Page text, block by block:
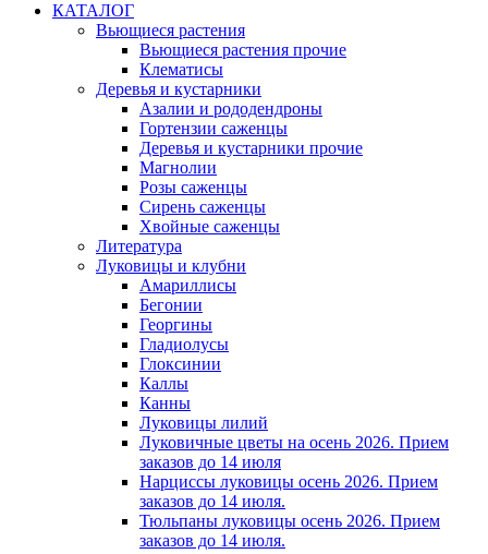
КАТАЛОГ
Вьющиеся растения
Вьющиеся растения прочие
Клематисы
Деревья и кустарники
Азалии и рододендроны
Гортензии саженцы
Деревья и кустарники прочие
Магнолии
Розы саженцы
Сирень саженцы
Хвойные саженцы
Литература
Луковицы и клубни
Амариллисы
Бегонии
Георгины
Гладиолусы
Глоксинии
Каллы
Канны
Луковицы лилий
Луковичные цветы на осень 2026. Прием
заказов до 14 июля
Нарциссы луковицы осень 2026. Прием
заказов до 14 июля.
Тюльпаны луковицы осень 2026. Прием
заказов до 14 июля.